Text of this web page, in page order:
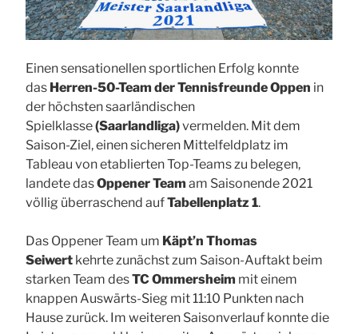
Einen sensationellen sportlichen Erfolg konnte
das Herren-50-Team der Tennisfreunde Oppen in
der höchsten saarländischen
Spielklasse(Saarlandliga)vermelden. Mit dem
Saison-Ziel, einen sicheren Mittelfeldplatz im
Tableau von etablierten Top-Teams zu belegen,
landete dasOppener Team am Saisonende 2021
völlig überraschend aufTabellenplatz 1.
Das Oppener Team um Käpt’n Thomas
Seiwert kehrte zunächst zum Saison-Auftakt beim
starken Team desTC Ommersheim mit einem
knappen Auswärts-Sieg mit 11:10 Punkten nach
Hause zurück. Im weiteren Saisonverlauf konnte die